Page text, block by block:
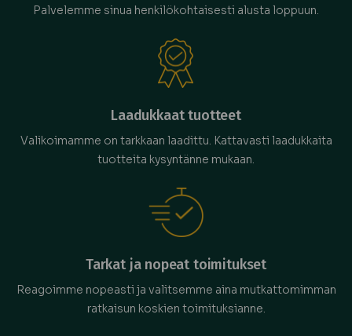
Palvelemme sinua henkilökohtaisesti alusta loppuun.
Laadukkaat tuotteet
Valikoimamme on tarkkaan laadittu. Kattavasti laadukkaita
tuotteita kysyntänne mukaan.
Tarkat ja nopeat toimitukset
Reagoimme nopeasti ja valitsemme aina mutkattomimman
ratkaisun koskien toimituksianne.